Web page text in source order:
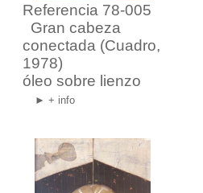
Referencia 78-005
Gran cabeza
conectada (Cuadro,
1978)
óleo sobre lienzo
► + info